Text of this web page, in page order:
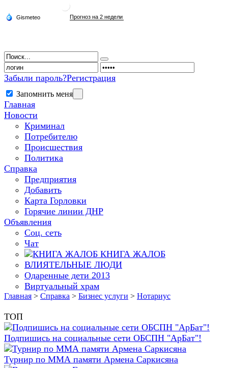
Забыли пароль?Регистрация
Запомнить меня
Главная
Новости
Криминал
Потребителю
Происшествия
Политика
Справка
Предприятия
Добавить
Карта Горловки
Горячие линии ДНР
Объявления
Соц. сеть
Чат
КНИГА ЖАЛОБ
ВЛИЯТЕЛЬНЫЕ ЛЮДИ
Одаренные дети 2013
Виртуальный храм
Главная > Справка > Бизнес услуги > Нотариус
ТОП
Подпишись на социальные сети ОБСПН "АрБат"!
Турнир по ММА памяти Армена Саркисяна